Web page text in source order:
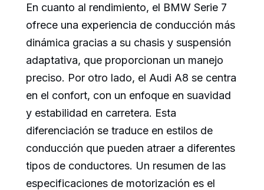
En cuanto al rendimiento, el BMW Serie 7
ofrece una experiencia de conducción más
dinámica gracias a su chasis y suspensión
adaptativa, que proporcionan un manejo
preciso. Por otro lado, el Audi A8 se centra
en el confort, con un enfoque en suavidad
y estabilidad en carretera. Esta
diferenciación se traduce en estilos de
conducción que pueden atraer a diferentes
tipos de conductores. Un resumen de las
especificaciones de motorización es el